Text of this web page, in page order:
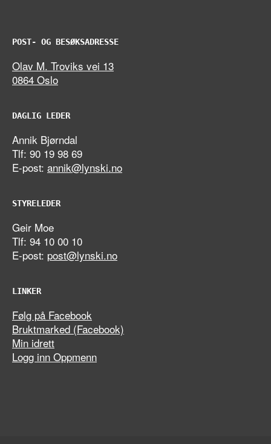
POST- OG BESØKSADRESSE
Olav M. Troviks vei 13
0864 Oslo
DAGLIG LEDER
Annik Bjørndal
Tlf: 90 19 98 69
E-post: annik@lynski.no
STYRELEDER
Geir Moe
Tlf: 94 10 00 10
E-post: post@lynski.no
LINKER
Følg på Facebook
Bruktmarked (Facebook)
Min idrett
Logg inn Oppmenn